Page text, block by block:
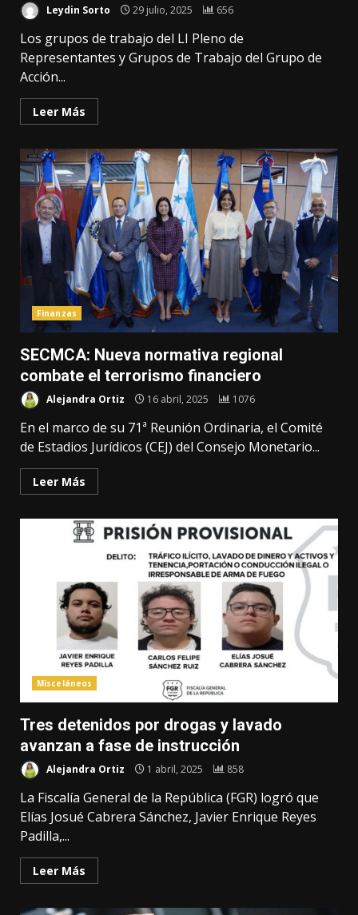
Leydin Sorto 29 julio, 2025 656
Los grupos de trabajo del LI Pleno de
Representantes y Grupos de Trabajo del Grupo de
Acción...
Leer Más
Finanzas
SECMCA: Nueva normativa regional
combate el terrorismo financiero
Alejandra Ortiz 16 abril, 2025 1076
En el marco de su 71ª Reunión Ordinaria, el Comité
de Estadios Jurídicos (CEJ) del Consejo Monetario...
Leer Más
Misceláneos
Tres detenidos por drogas y lavado
avanzan a fase de instrucción
Alejandra Ortiz 1 abril, 2025 858
La Fiscalía General de la República (FGR) logró que
Elías Josué Cabrera Sánchez, Javier Enrique Reyes
Padilla,...
Leer Más